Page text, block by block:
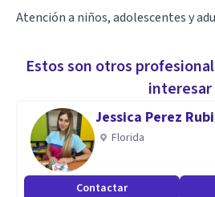
Atención a niños, adolescentes y
Estos son otros
interesar
Jessica Perez
Florida
Contactar